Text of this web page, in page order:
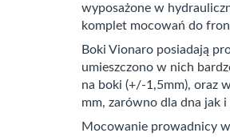
wyposażone w
komplet mocowań do
Boki Vionaro posiadają
umieszczono w nich
na boki (+/-1,5mm), oraz
mm, zarówno dla dna jak
Mocowanie prowadnicy